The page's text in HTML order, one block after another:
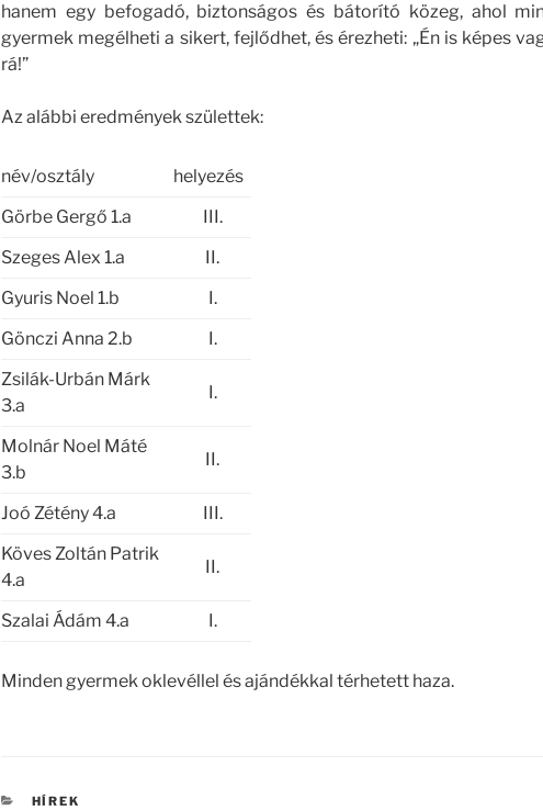
hanem egy befogadó, biztonságos és bátorító közeg, ahol
gyermek megélheti a sikert, fejlődhet, és érezheti: „Én is képes
rá!”
Az alábbi eredmények születtek:
név/osztály
helyezés
Görbe Gergő 1.a
III.
Szeges Alex 1.a
II.
Gyuris Noel 1.b
I.
Gönczi Anna 2.b
I.
Zsilák-Urbán Márk
3.a
I.
Molnár Noel Máté
3.b
II.
Joó Zétény 4.a
III.
Köves Zoltán Patrik
4.a
II.
Szalai Ádám 4.a I.
Minden gyermek oklevéllel és ajándékkal térhetett haza.
KATEGÓRIÁK
HÍREK